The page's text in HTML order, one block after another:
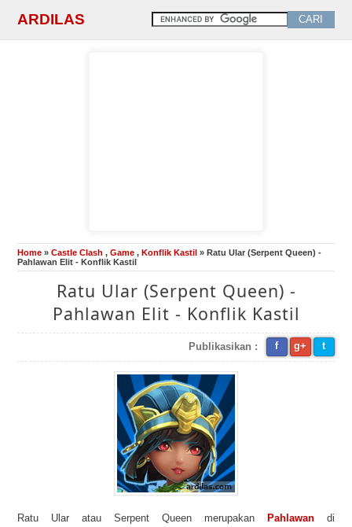
ARDILAS
Home »Castle Clash ,Game ,Konflik Kastil » Ratu Ular (Serpent Queen) -
Pahlawan Elit - Konflik Kastil
Ratu Ular (Serpent Queen) -
Pahlawan Elit - Konflik Kastil
f g+ t
Publikasikan :
Ratu Ular atau Serpent Queen merupakan Pahlawandi